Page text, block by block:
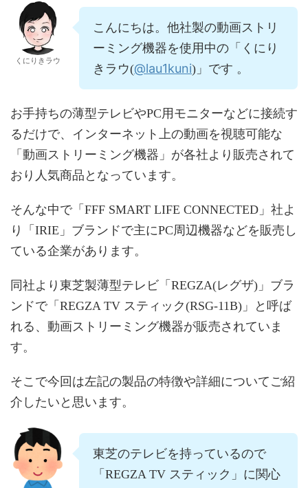
くにりきラウ
こんにちは。他社製の動画ストリ
ーミング機器を使用中の「くにり
きラウ(@lau1kuni)」です 。
お手持ちの薄型テレビやPC用モニターなどに接続す
るだけで、インターネット上の動画を視聴可能な
「動画ストリーミング機器」が各社より販売されて
おり人気商品となっています。
そんな中で「FFF SMART LIFE CONNECTED」社よ
り「IRIE」ブランドで主にPC周辺機器などを販売し
ている企業があります。
同社より東芝製薄型テレビ「REGZA(レグザ)」ブラ
ンドで「REGZA TV スティック(RSG-11B)」と呼ば
れる、動画ストリーミング機器が販売されていま
す。
そこで今回は左記の製品の特徴や詳細についてご紹
介したいと思います。
東芝のテレビを持っているので
「REGZA TV スティック」に関心